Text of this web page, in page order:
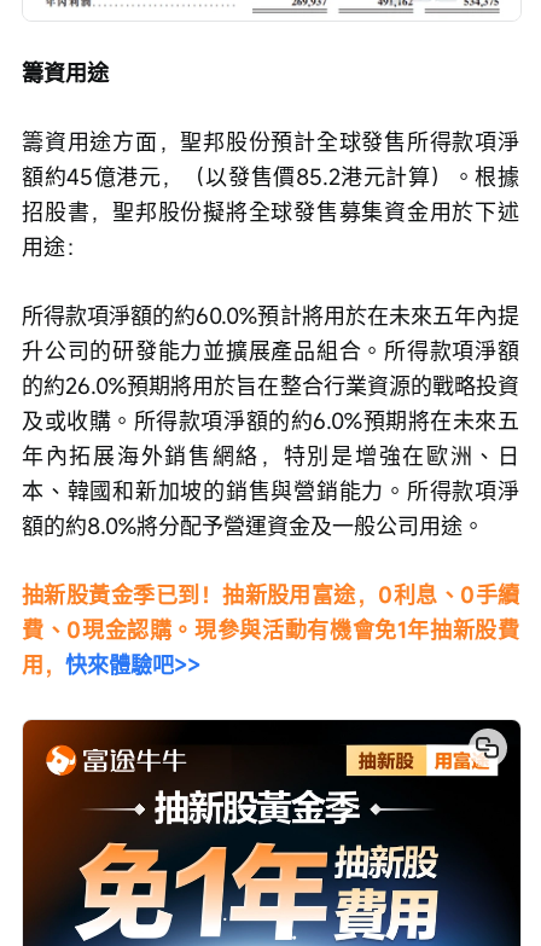
籌資用途
籌資用途方面，聖邦股份預計全球發售所得款項淨
額約45億港元，（以發售價85.2港元計算）。根據
招股書，聖邦股份擬將全球發售募集資金用於下述
用途：
所得款項淨額的約60.0%預計將用於在未來五年內提
升公司的研發能力並擴展產品組合。所得款項淨額
的約26.0%預期將用於旨在整合行業資源的戰略投資
及或收購。所得款項淨額的約6.0%預期將在未來五
年內拓展海外銷售網絡，特別是增強在歐洲、日
本、韓國和新加坡的銷售與營銷能力。所得款項淨
額的約8.0%將分配予營運資金及一般公司用途。
抽新股黃金季已到！抽新股用富途，0利息、0手續
費、0現金認購。現參與活動有機會免1年抽新股費
用， 快來體驗吧>>